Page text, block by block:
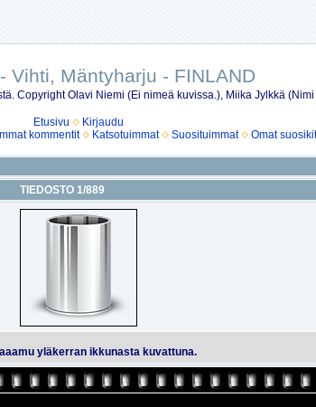
Vihti, Mäntyharju - FINLAND
Copyright Olavi Niemi (Ei nimeä kuvissa.), Miika Jylkkä
Etusivu
Kirjaudu
kommentit Katsotuimmat Suosituimmat Omat suosikit
TIEDOSTO 1/889
yläkerran ikkunasta kuvattuna.